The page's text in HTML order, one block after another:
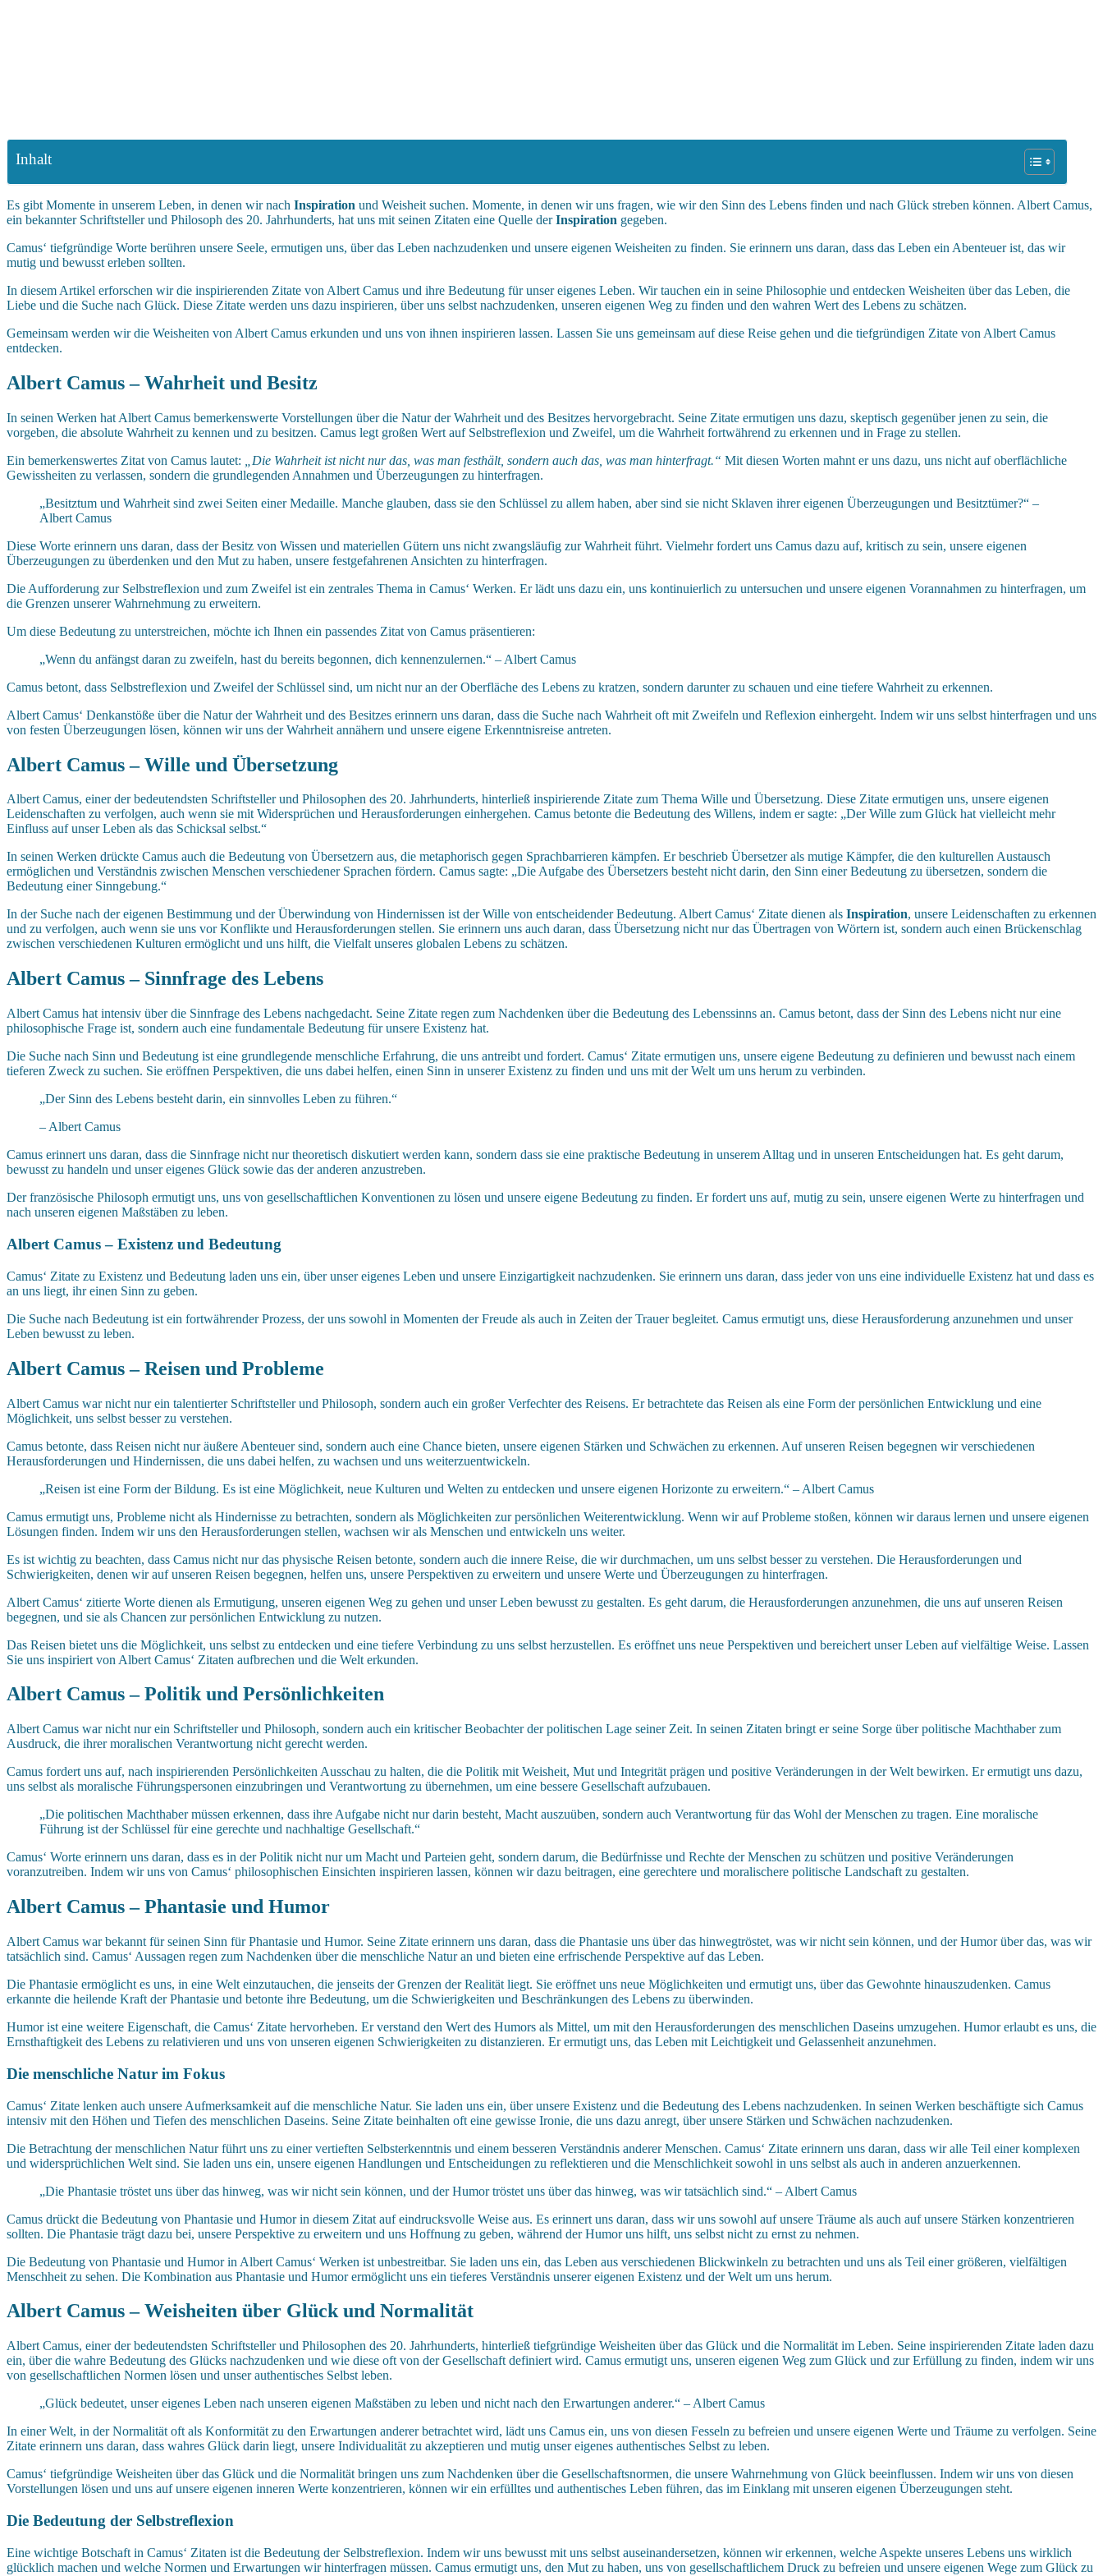
Inhalt
Es gibt Momente in unserem Leben, in denen wir nach Inspiration und Weisheit suchen. Momente, in denen wir uns fragen, wie wir den Sinn des Lebens finden und nach Glück streben können. Albert Camus,
ein bekannter Schriftsteller und Philosoph des 20. Jahrhunderts, hat uns mit seinen Zitaten eine Quelle derInspiration gegeben.
Camus‘ tiefgründige Worte berühren unsere Seele, ermutigen uns, über das Leben nachzudenken und unsere eigenen Weisheiten zu finden. Sie erinnern uns daran, dass das Leben ein Abenteuer ist, das wir
mutig und bewusst erleben sollten.
In diesem Artikel erforschen wir die inspirierenden Zitate von Albert Camus und ihre Bedeutung für unser eigenes Leben. Wir tauchen ein in seine Philosophie und entdecken Weisheiten über das Leben, die
Liebe und die Suche nach Glück. Diese Zitate werden uns dazu inspirieren, über uns selbst nachzudenken, unseren eigenen Weg zu finden und den wahren Wert des Lebens zu schätzen.
Gemeinsam werden wir die Weisheiten von Albert Camus erkunden und uns von ihnen inspirieren lassen. Lassen Sie uns gemeinsam auf diese Reise gehen und die tiefgründigen Zitate von Albert Camus
entdecken.
Albert Camus – Wahrheit und Besitz
In seinen Werken hat Albert Camus bemerkenswerte Vorstellungen über die Natur der Wahrheit und des Besitzes hervorgebracht. Seine Zitate ermutigen uns dazu, skeptisch gegenüber jenen zu sein, die
vorgeben, die absolute Wahrheit zu kennen und zu besitzen. Camus legt großen Wert auf Selbstreflexion und Zweifel, um die Wahrheit fortwährend zu erkennen und in Frage zu stellen.
Ein bemerkenswertes Zitat von Camus lautet:
„Die Wahrheit ist nicht nur das, was man festhält, sondern auch das, was man hinterfragt.“ Mit diesen Worten mahnt er uns dazu, uns nicht auf oberflächliche
Gewissheiten zu verlassen, sondern die grundlegenden Annahmen und Überzeugungen zu hinterfragen.
„Besitztum und Wahrheit sind zwei Seiten einer Medaille. Manche glauben, dass sie den Schlüssel zu allem haben, aber sind sie nicht Sklaven ihrer eigenen Überzeugungen und Besitztümer?“ –
Albert Camus
Diese Worte erinnern uns daran, dass der Besitz von Wissen und materiellen Gütern uns nicht zwangsläufig zur Wahrheit führt. Vielmehr fordert uns Camus dazu auf, kritisch zu sein, unsere eigenen
Überzeugungen zu überdenken und den Mut zu haben, unsere festgefahrenen Ansichten zu hinterfragen.
Die Aufforderung zur Selbstreflexion und zum Zweifel ist ein zentrales Thema in Camus‘ Werken. Er lädt uns dazu ein, uns kontinuierlich zu untersuchen und unsere eigenen Vorannahmen zu hinterfragen, um
die Grenzen unserer Wahrnehmung zu erweitern.
Um diese Bedeutung zu unterstreichen, möchte ich Ihnen ein passendes Zitat von Camus präsentieren:
„Wenn du anfängst daran zu zweifeln, hast du bereits begonnen, dich kennenzulernen.“ – Albert Camus
Camus betont, dass Selbstreflexion und Zweifel der Schlüssel sind, um nicht nur an der Oberfläche des Lebens zu kratzen, sondern darunter zu schauen und eine tiefere Wahrheit zu erkennen.
Albert Camus‘ Denkanstöße über die Natur der Wahrheit und des Besitzes erinnern uns daran, dass die Suche nach Wahrheit oft mit Zweifeln und Reflexion einhergeht. Indem wir uns selbst hinterfragen und uns
von festen Überzeugungen lösen, können wir uns der Wahrheit annähern und unsere eigene Erkenntnisreise antreten.
Albert Camus – Wille und Übersetzung
Albert Camus, einer der bedeutendsten Schriftsteller und Philosophen des 20. Jahrhunderts, hinterließ inspirierende Zitate zum Thema Wille und Übersetzung. Diese Zitate ermutigen uns, unsere eigenen
Leidenschaften zu verfolgen, auch wenn sie mit Widersprüchen und Herausforderungen einhergehen. Camus betonte die Bedeutung des Willens, indem er sagte: „Der Wille zum Glück hat vielleicht mehr
Einfluss auf unser Leben als das Schicksal selbst.“
In seinen Werken drückte Camus auch die Bedeutung von Übersetzern aus, die metaphorisch gegen Sprachbarrieren kämpfen. Er beschrieb Übersetzer als mutige Kämpfer, die den kulturellen Austausch
ermöglichen und Verständnis zwischen Menschen verschiedener Sprachen fördern. Camus sagte: „Die Aufgabe des Übersetzers besteht nicht darin, den Sinn einer Bedeutung zu übersetzen, sondern die
Bedeutung einer Sinngebung.“
In der Suche nach der eigenen Bestimmung und der Überwindung von Hindernissen ist der Wille von entscheidender Bedeutung. Albert Camus‘ Zitate dienen als Inspiration, unsere Leidenschaften zu erkennen
und zu verfolgen, auch wenn sie uns vor Konflikte und Herausforderungen stellen. Sie erinnern uns auch daran, dass Übersetzung nicht nur das Übertragen von Wörtern ist, sondern auch einen Brückenschlag
zwischen verschiedenen Kulturen ermöglicht und uns hilft, die Vielfalt unseres globalen Lebens zu schätzen.
Albert Camus – Sinnfrage des Lebens
Albert Camus hat intensiv über die Sinnfrage des Lebens nachgedacht. Seine Zitate regen zum Nachdenken über die Bedeutung des Lebenssinns an. Camus betont, dass der Sinn des Lebens nicht nur eine
philosophische Frage ist, sondern auch eine fundamentale Bedeutung für unsere Existenz hat.
Die Suche nach Sinn und Bedeutung ist eine grundlegende menschliche Erfahrung, die uns antreibt und fordert. Camus‘ Zitate ermutigen uns, unsere eigene Bedeutung zu definieren und bewusst nach einem
tieferen Zweck zu suchen. Sie eröffnen Perspektiven, die uns dabei helfen, einen Sinn in unserer Existenz zu finden und uns mit der Welt um uns herum zu verbinden.
„Der Sinn des Lebens besteht darin, ein sinnvolles Leben zu führen.“
– Albert Camus
Camus erinnert uns daran, dass die Sinnfrage nicht nur theoretisch diskutiert werden kann, sondern dass sie eine praktische Bedeutung in unserem Alltag und in unseren Entscheidungen hat. Es geht darum,
bewusst zu handeln und unser eigenes Glück sowie das der anderen anzustreben.
Der französische Philosoph ermutigt uns, uns von gesellschaftlichen Konventionen zu lösen und unsere eigene Bedeutung zu finden. Er fordert uns auf, mutig zu sein, unsere eigenen Werte zu hinterfragen und
nach unseren eigenen Maßstäben zu leben.
Albert Camus – Existenz und Bedeutung
Camus‘ Zitate zu Existenz und Bedeutung laden uns ein, über unser eigenes Leben und unsere Einzigartigkeit nachzudenken. Sie erinnern uns daran, dass jeder von uns eine individuelle Existenz hat und dass es
an uns liegt, ihr einen Sinn zu geben.
Die Suche nach Bedeutung ist ein fortwährender Prozess, der uns sowohl in Momenten der Freude als auch in Zeiten der Trauer begleitet. Camus ermutigt uns, diese Herausforderung anzunehmen und unser
Leben bewusst zu leben.
Albert Camus – Reisen und Probleme
Albert Camus war nicht nur ein talentierter Schriftsteller und Philosoph, sondern auch ein großer Verfechter des Reisens. Er betrachtete das Reisen als eine Form der persönlichen Entwicklung und eine
Möglichkeit, uns selbst besser zu verstehen.
Camus betonte, dass Reisen nicht nur äußere Abenteuer sind, sondern auch eine Chance bieten, unsere eigenen Stärken und Schwächen zu erkennen. Auf unseren Reisen begegnen wir verschiedenen
Herausforderungen und Hindernissen, die uns dabei helfen, zu wachsen und uns weiterzuentwickeln.
„Reisen ist eine Form der Bildung. Es ist eine Möglichkeit, neue Kulturen und Welten zu entdecken und unsere eigenen Horizonte zu erweitern.“ – Albert Camus
Camus ermutigt uns, Probleme nicht als Hindernisse zu betrachten, sondern als Möglichkeiten zur persönlichen Weiterentwicklung. Wenn wir auf Probleme stoßen, können wir daraus lernen und unsere eigenen
Lösungen finden. Indem wir uns den Herausforderungen stellen, wachsen wir als Menschen und entwickeln uns weiter.
Es ist wichtig zu beachten, dass Camus nicht nur das physische Reisen betonte, sondern auch die innere Reise, die wir durchmachen, um uns selbst besser zu verstehen. Die Herausforderungen und
Schwierigkeiten, denen wir auf unseren Reisen begegnen, helfen uns, unsere Perspektiven zu erweitern und unsere Werte und Überzeugungen zu hinterfragen.
Albert Camus‘ zitierte Worte dienen als Ermutigung, unseren eigenen Weg zu gehen und unser Leben bewusst zu gestalten. Es geht darum, die Herausforderungen anzunehmen, die uns auf unseren Reisen
begegnen, und sie als Chancen zur persönlichen Entwicklung zu nutzen.
Das Reisen bietet uns die Möglichkeit, uns selbst zu entdecken und eine tiefere Verbindung zu uns selbst herzustellen. Es eröffnet uns neue Perspektiven und bereichert unser Leben auf vielfältige Weise. Lassen
Sie uns inspiriert von Albert Camus‘ Zitaten aufbrechen und die Welt erkunden.
Albert Camus – Politik und Persönlichkeiten
Albert Camus war nicht nur ein Schriftsteller und Philosoph, sondern auch ein kritischer Beobachter der politischen Lage seiner Zeit. In seinen Zitaten bringt er seine Sorge über politische Machthaber zum
Ausdruck, die ihrer moralischen Verantwortung nicht gerecht werden.
Camus fordert uns auf, nach inspirierenden Persönlichkeiten Ausschau zu halten, die die Politik mit Weisheit, Mut und Integrität prägen und positive Veränderungen in der Welt bewirken. Er ermutigt uns dazu,
uns selbst als moralische Führungspersonen einzubringen und Verantwortung zu übernehmen, um eine bessere Gesellschaft aufzubauen.
„Die politischen Machthaber müssen erkennen, dass ihre Aufgabe nicht nur darin besteht, Macht auszuüben, sondern auch Verantwortung für das Wohl der Menschen zu tragen. Eine moralische
Führung ist der Schlüssel für eine gerechte und nachhaltige Gesellschaft.“
Camus‘ Worte erinnern uns daran, dass es in der Politik nicht nur um Macht und Parteien geht, sondern darum, die Bedürfnisse und Rechte der Menschen zu schützen und positive Veränderungen
voranzutreiben. Indem wir uns von Camus‘ philosophischen Einsichten inspirieren lassen, können wir dazu beitragen, eine gerechtere und moralischere politische Landschaft zu gestalten.
Albert Camus – Phantasie und Humor
Albert Camus war bekannt für seinen Sinn für Phantasie und Humor. Seine Zitate erinnern uns daran, dass die Phantasie uns über das hinwegtröstet, was wir nicht sein können, und der Humor über das, was wir
tatsächlich sind. Camus‘ Aussagen regen zum Nachdenken über die menschliche Natur an und bieten eine erfrischende Perspektive auf das Leben.
Die Phantasie ermöglicht es uns, in eine Welt einzutauchen, die jenseits der Grenzen der Realität liegt. Sie eröffnet uns neue Möglichkeiten und ermutigt uns, über das Gewohnte hinauszudenken. Camus
erkannte die heilende Kraft der Phantasie und betonte ihre Bedeutung, um die Schwierigkeiten und Beschränkungen des Lebens zu überwinden.
Humor ist eine weitere Eigenschaft, die Camus‘ Zitate hervorheben. Er verstand den Wert des Humors als Mittel, um mit den Herausforderungen des menschlichen Daseins umzugehen. Humor erlaubt es uns, die
Ernsthaftigkeit des Lebens zu relativieren und uns von unseren eigenen Schwierigkeiten zu distanzieren. Er ermutigt uns, das Leben mit Leichtigkeit und Gelassenheit anzunehmen.
Die menschliche Natur im Fokus
Camus‘ Zitate lenken auch unsere Aufmerksamkeit auf die menschliche Natur. Sie laden uns ein, über unsere Existenz und die Bedeutung des Lebens nachzudenken. In seinen Werken beschäftigte sich Camus
intensiv mit den Höhen und Tiefen des menschlichen Daseins. Seine Zitate beinhalten oft eine gewisse Ironie, die uns dazu anregt, über unsere Stärken und Schwächen nachzudenken.
Die Betrachtung der menschlichen Natur führt uns zu einer vertieften Selbsterkenntnis und einem besseren Verständnis anderer Menschen. Camus‘ Zitate erinnern uns daran, dass wir alle Teil einer komplexen
und widersprüchlichen Welt sind. Sie laden uns ein, unsere eigenen Handlungen und Entscheidungen zu reflektieren und die Menschlichkeit sowohl in uns selbst als auch in anderen anzuerkennen.
„Die Phantasie tröstet uns über das hinweg, was wir nicht sein können, und der Humor tröstet uns über das hinweg, was wir tatsächlich sind.“ – Albert Camus
Camus drückt die Bedeutung von Phantasie und Humor in diesem Zitat auf eindrucksvolle Weise aus. Es erinnert uns daran, dass wir uns sowohl auf unsere Träume als auch auf unsere Stärken konzentrieren
sollten. Die Phantasie trägt dazu bei, unsere Perspektive zu erweitern und uns Hoffnung zu geben, während der Humor uns hilft, uns selbst nicht zu ernst zu nehmen.
Die Bedeutung von Phantasie und Humor in Albert Camus‘ Werken ist unbestreitbar. Sie laden uns ein, das Leben aus verschiedenen Blickwinkeln zu betrachten und uns als Teil einer größeren, vielfältigen
Menschheit zu sehen. Die Kombination aus Phantasie und Humor ermöglicht uns ein tieferes Verständnis unserer eigenen Existenz und der Welt um uns herum.
Albert Camus – Weisheiten über Glück und Normalität
Albert Camus, einer der bedeutendsten Schriftsteller und Philosophen des 20. Jahrhunderts, hinterließ tiefgründige Weisheiten über das Glück und die Normalität im Leben. Seine inspirierenden Zitate laden dazu
ein, über die wahre Bedeutung des Glücks nachzudenken und wie diese oft von der Gesellschaft definiert wird. Camus ermutigt uns, unseren eigenen Weg zum Glück und zur Erfüllung zu finden, indem wir uns
von gesellschaftlichen Normen lösen und unser authentisches Selbst leben.
„Glück bedeutet, unser eigenes Leben nach unseren eigenen Maßstäben zu leben und nicht nach den Erwartungen anderer.“ – Albert Camus
In einer Welt, in der Normalität oft als Konformität zu den Erwartungen anderer betrachtet wird, lädt uns Camus ein, uns von diesen Fesseln zu befreien und unsere eigenen Werte und Träume zu verfolgen. Seine
Zitate erinnern uns daran, dass wahres Glück darin liegt, unsere Individualität zu akzeptieren und mutig unser eigenes authentisches Selbst zu leben.
Camus‘ tiefgründige Weisheiten über das Glück und die Normalität bringen uns zum Nachdenken über die Gesellschaftsnormen, die unsere Wahrnehmung von Glück beeinflussen. Indem wir uns von diesen
Vorstellungen lösen und uns auf unsere eigenen inneren Werte konzentrieren, können wir ein erfülltes und authentisches Leben führen, das im Einklang mit unseren eigenen Überzeugungen steht.
Die Bedeutung der Selbstreflexion
Eine wichtige Botschaft in Camus‘ Zitaten ist die Bedeutung der Selbstreflexion. Indem wir uns bewusst mit uns selbst auseinandersetzen, können wir erkennen, welche Aspekte unseres Lebens uns wirklich
glücklich machen und welche Normen und Erwartungen wir hinterfragen müssen. Camus ermutigt uns, den Mut zu haben, uns von gesellschaftlichem Druck zu befreien und unsere eigenen Wege zum Glück zu